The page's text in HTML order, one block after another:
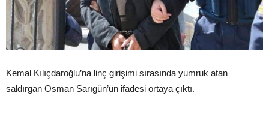
Kemal Kılıçdaroğlu’na linç girişimi sırasında yumruk atan
saldırgan Osman Sarıgün’ün ifadesi ortaya çıktı.